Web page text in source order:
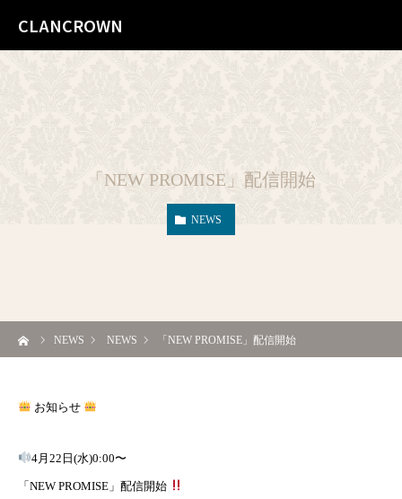
CLANCROWN
「NEW PROMISE」配信開始
NEWS
NEWS NEWS 「NEW PROMISE」配信開始
お知らせ
4月22日(水)0:00〜
「NEW PROMISE」配信開始